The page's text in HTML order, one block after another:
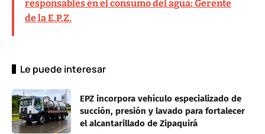
responsables en el consumo del agua: Gerente
de la E.P.Z.
Le puede interesar
EPZ incorpora vehículo especializado de
succión, presión y lavado para fortalecer
el alcantarillado de Zipaquirá